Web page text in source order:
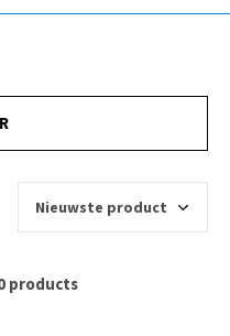
products